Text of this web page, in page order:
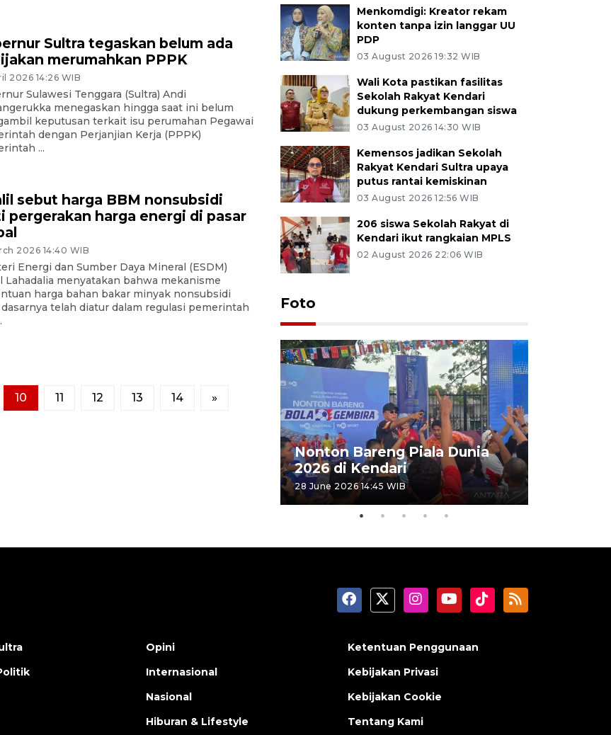
Sultra tegaskan belum ada
merumahkan PPPK
2026 14:26 WIB
Sulawesi Tenggara (Sultra) Andi
menegaskan hingga saat ini belum
keputusan terkait isu perumahan Pegawai
dengan Perjanjian Kerja (PPPK)
...
sebut harga BBM nonsubsidi
pergerakan harga energi di pasar
2026 14:40 WIB
Energi dan Sumber Daya Mineral (ESDM)
Lahadalia menyatakan bahwa mekanisme
harga bahan bakar minyak nonsubsidi
dasarnya telah diatur dalam regulasi pemerintah
10 11 12 13 14 »
Menkomdigi: Kreator rekam
konten tanpa izin langgar UU
PDP
03 August 2026 19:32 WIB
Wali Kota pastikan fasilitas
Sekolah Rakyat Kendari
dukung perkembangan siswa
03 August 2026 14:30 WIB
Kemensos jadikan Sekolah
Rakyat Kendari Sultra upaya
putus rantai kemiskinan
03 August 2026 12:56 WIB
206 siswa Sekolah Rakyat di
Kendari ikut rangkaian MPLS
02 August 2026 22:06 WIB
Foto
Nonton Bareng Piala Dunia
2026 di Kendari
28 June 2026 14:45 WIB
Opini
Internasional
Nasional
Hiburan & Lifestyle
Ketentuan Penggunaan
Kebijakan Privasi
Kebijakan Cookie
Tentang Kami